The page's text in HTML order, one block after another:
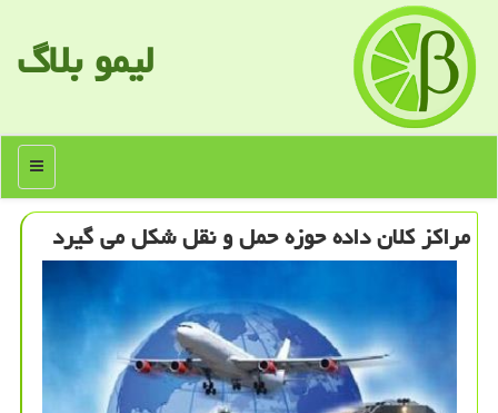
لیمو بلاگ
منو
مراكز كلان داده حوزه حمل و نقل شكل می گیرد